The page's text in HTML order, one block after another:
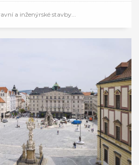
a inženýrské stavby...